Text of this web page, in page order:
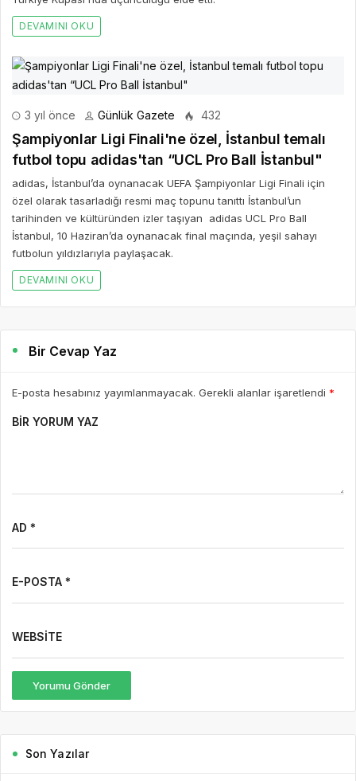
DEVAMINI OKU
3 yıl önce Günlük Gazete 432
Şampiyonlar Ligi Finali'ne özel, İstanbul temalı
futbol topu adidas'tan “UCL Pro Ball İstanbul"
adidas, İstanbul’da oynanacak UEFA Şampiyonlar Ligi Finali için
özel olarak tasarladığı resmi maç topunu tanıttı İstanbul’un
tarihinden ve kültüründen izler taşıyan adidas UCL Pro Ball
İstanbul, 10 Haziran’da oynanacak final maçında, yeşil sahayı
futbolun yıldızlarıyla paylaşacak.
DEVAMINI OKU
Bir Cevap Yaz
E-posta hesabınız yayımlanmayacak. Gerekli alanlar işaretlendi *
BIR YORUM YAZ
AD *
E-POSTA *
WEBSITE
Yorumu Gönder
Son Yazılar